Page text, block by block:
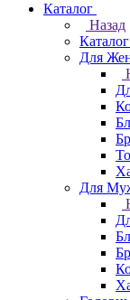
Каталог
Назад
Каталог
Для
Для